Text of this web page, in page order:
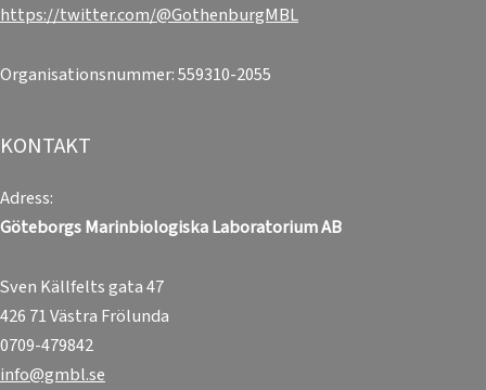
https://twitter.com/@GothenburgMBL
Organisationsnummer: 559310-2055
KONTAKT
Adress:
Göteborgs Marinbiologiska LaboratoriumAB
Sven Källfelts gata 47
426 71 Västra Frölunda
0709-479842
info@gmbl.se